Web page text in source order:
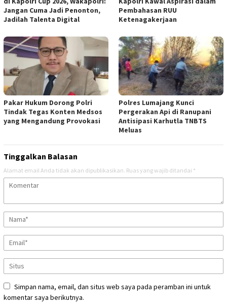
Jangan Cuma Jadi Penonton,
Jadilah Talenta Digital
Pembahasan RUU
Ketenagakerjaan
Pakar Hukum Dorong Polri
Tindak Tegas Konten Medsos
yang Mengandung Provokasi
Polres Lumajang Kunci
Pergerakan Api di Ranupani
Antisipasi Karhutla TNBTS
Meluas
Tinggalkan Balasan
Alamat email Anda tidak akan dipublikasikan. Ruas yang wajib ditandai *
Simpan nama, email, dan situs web saya pada peramban ini untuk
komentar saya berikutnya.